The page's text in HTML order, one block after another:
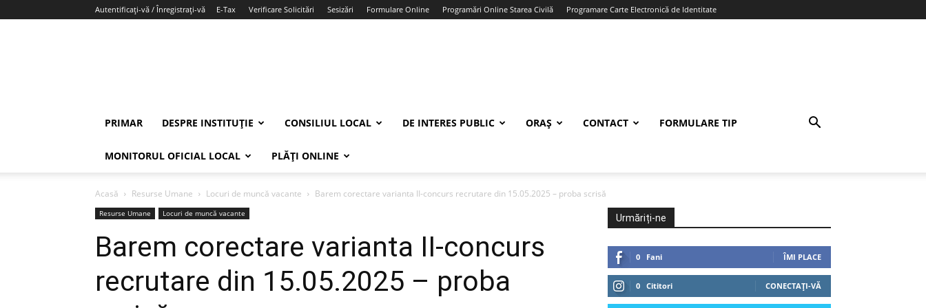
Autentificați-vă / Înregistrați-vă E-Tax Verificare Solicitări Sesizări Formulare Online Programări Online Starea Civilă Programare Carte Electronică de Identitate
PRIMAR DESPRE INSTITUȚIE CONSILIUL LOCAL DE INTERES PUBLIC ORAȘ CONTACT FORMULARE TIP
MONITORUL OFICIAL LOCAL PLĂȚI ONLINE
Acasă Resurse Umane Locuri de muncă vacante Barem corectare varianta II-concurs recrutare din 15.05.2025 – proba scrisă
Resurse Umane Locuri de muncă vacante
Barem corectare varianta II-concurs
recrutare din 15.05.2025 – proba
Urmăriți-ne
0 Fani ÎMI PLACE
0 Cititori CONECTAȚI-VĂ